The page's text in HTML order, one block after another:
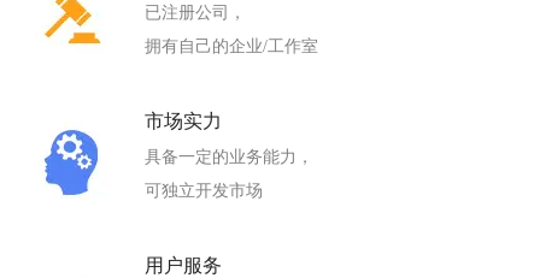
已注册公司，
拥有自己的企业/工作室
市场实力
具备一定的业务能力，
可独立开发市场
用户服务